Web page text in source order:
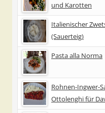
und Karotten
Italienischer
(Sauerteig)
Pasta alla Norma
Rohnen-Ingwer-
Ottolenghi für